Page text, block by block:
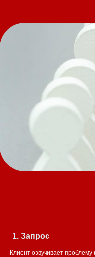
Запрос
Клиент озвучивает